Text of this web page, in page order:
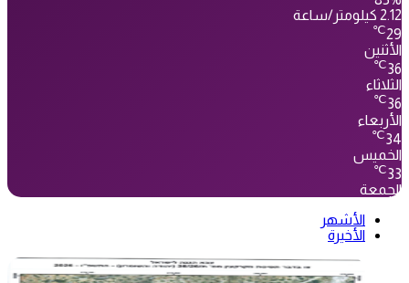
2.12 كيلومتر/ساعة
29
℃
الأثنين
36
℃
الثلاثاء
36
℃
الأربعاء
34
℃
الخميس
33
℃
الجمعة
الأشهر
الأخيرة